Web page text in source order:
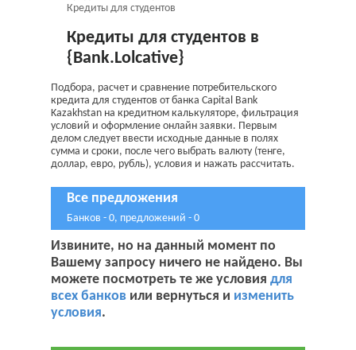
Кредиты для студентов
Кредиты для студентов в
{Bank.Lolcative}
Подбора, расчет и сравнение потребительского
кредита для студентов от банка Capital Bank
Kazakhstan на кредитном калькуляторе, фильтрация
условий и оформление онлайн заявки. Первым
делом следует ввести исходные данные в полях
сумма и сроки, после чего выбрать валюту (тенге,
доллар, евро, рубль), условия и нажать рассчитать.
Все предложения
Банков - 0, предложений - 0
Извините, но на данный момент по
Вашему запросу ничего не найдено. Вы
можете посмотреть те же условия для
всех банков или вернуться и изменить
условия.